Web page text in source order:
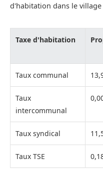
d'habitation dans le
Taxe d'habitation
Taux communal
Taux
intercommunal
Taux syndical
Taux TSE